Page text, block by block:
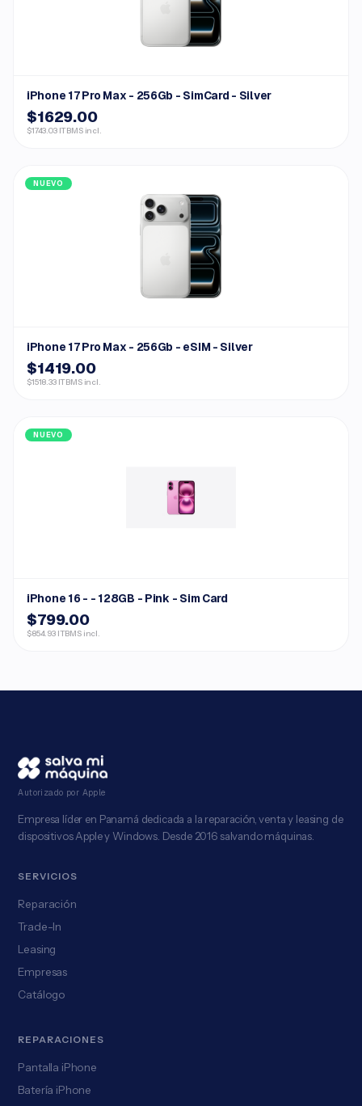
iPhone 17 Pro Max - 256Gb - SimCard - Silver
$1629.00
$1743.03 ITBMS incl.
NUEVO
iPhone 17 Pro Max - 256Gb - eSIM - Silver
$1419.00
$1518.33 ITBMS incl.
NUEVO
iPhone 16 - - 128GB - Pink - Sim Card
$799.00
$854.93 ITBMS incl.
Autorizado por Apple
Empresa líder en Panamá dedicada a la reparación, venta y leasing de
dispositivos Apple y Windows. Desde 2016 salvando máquinas.
SERVICIOS
Reparación
Trade-In
Leasing
Empresas
Catálogo
REPARACIONES
Pantalla iPhone
Batería iPhone